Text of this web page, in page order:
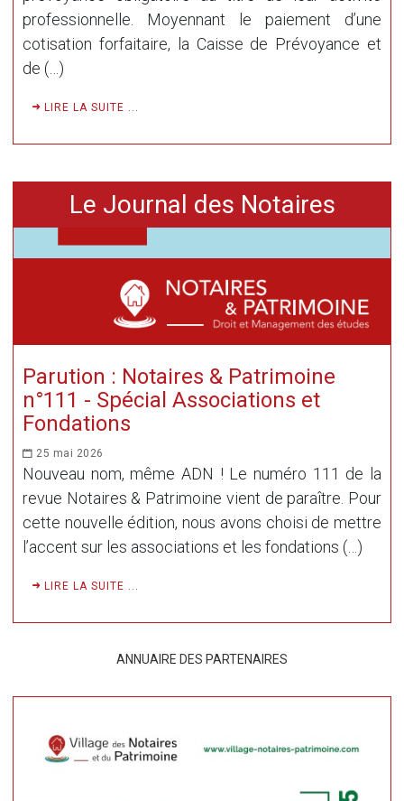
professionnelle. Moyennant le paiement d’une
cotisation forfaitaire, la Caisse de Prévoyance et
de (…)
LIRE LA SUITE ...
Le Journal des Notaires
Parution : Notaires & Patrimoine
n°111 - Spécial Associations et
Fondations
25 mai 2026
Nouveau nom, même ADN ! Le numéro 111 de la
revue Notaires & Patrimoine vient de paraître. Pour
cette nouvelle édition, nous avons choisi de mettre
l’accent sur les associations et les fondations (…)
LIRE LA SUITE ...
ANNUAIRE DES PARTENAIRES